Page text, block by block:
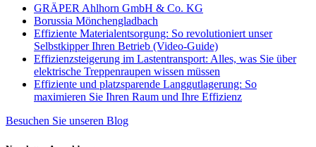
GRÄPER Ahlhorn GmbH & Co. KG
Borussia Mönchengladbach
Effiziente Materialentsorgung: So revolutioniert unser
Selbstkipper Ihren Betrieb (Video-Guide)
Effizienzsteigerung im Lastentransport: Alles, was Sie über
elektrische Treppenraupen wissen müssen
Effiziente und platzsparende Langgutlagerung: So
maximieren Sie Ihren Raum und Ihre Effizienz
Besuchen Sie unseren Blog